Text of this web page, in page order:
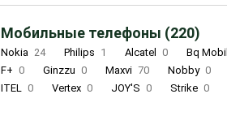
Мобильные телефоны (220)
Nokia 24 Philips 1 Alcatel 0 Bq
F+ 0 Ginzzu 0 Maxvi 70 Nobby 0
ITEL 0 Vertex 0 JOY'S 0 Strike 0